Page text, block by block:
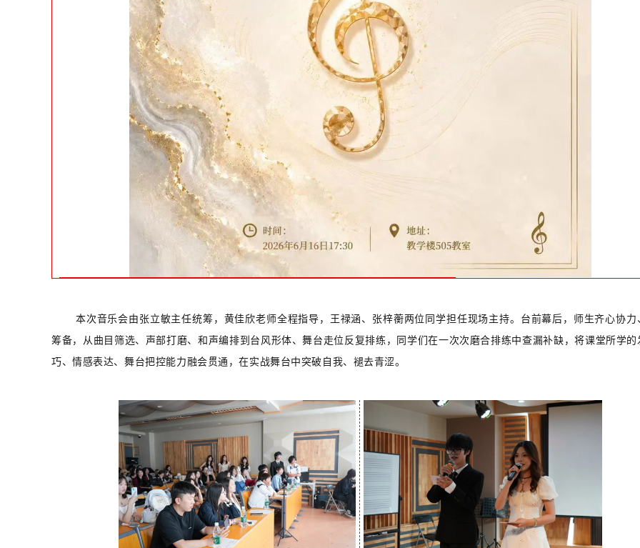
本次音乐会由张立敏主任统筹， 黄佳欣老师全程指导，王禄涵、张梓蘅两位同学担任现场主持。台前幕后，师生齐心协力
筹备，从曲目筛选、声部打磨、和声编排到台风形体、舞台走位反复排练，同学们在一次次磨合排练中查漏补缺，将课堂所学的
巧、情感表达、舞台把控能力融会贯通，在实战舞台中突破自我、褪去青涩。